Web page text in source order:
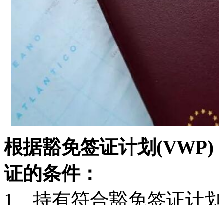
根据豁免签证计划
证的条件：
1、持有符合豁免签证计